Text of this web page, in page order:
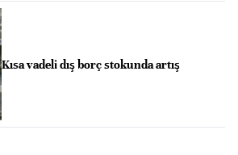
Kısa vadeli dış borç stokunda artış